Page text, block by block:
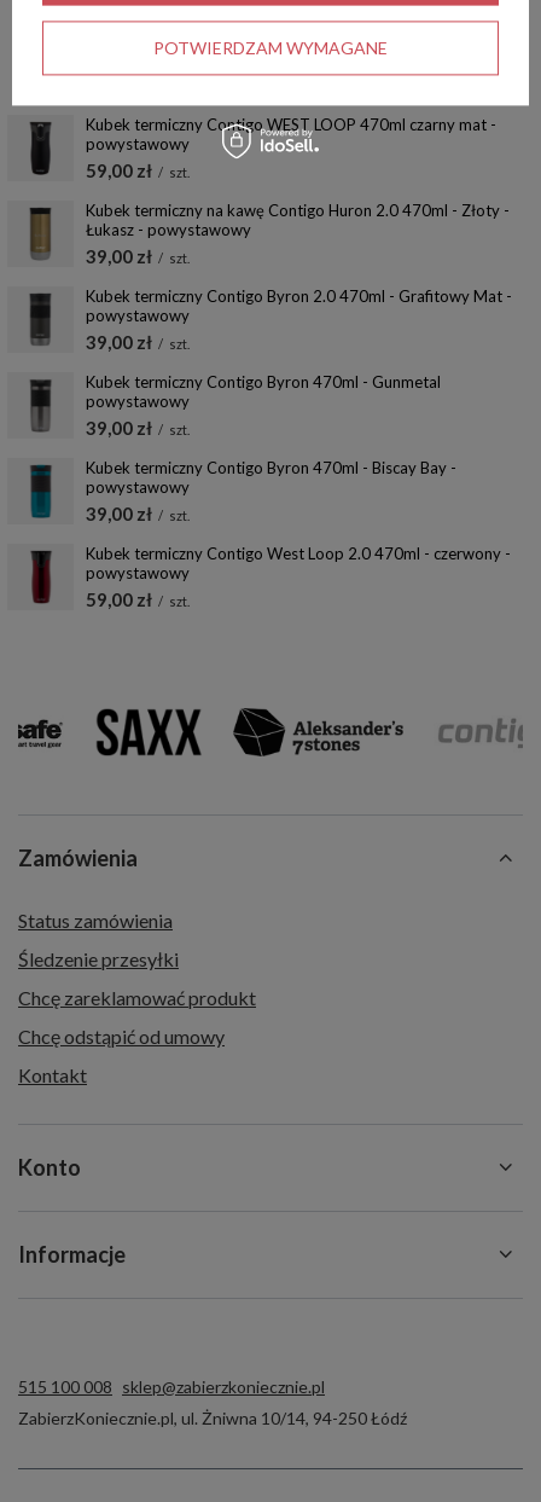
Najniższa cena produktu w okresie 30 dni przed
Kubek termiczny Contigo WEST LOOP 470ml czarny mat -
powystawowy
59,00 zł / szt.
Kubek termiczny na kawę Contigo Huron 2.0 470ml - Złoty -
Łukasz - powystawowy
39,00 zł / szt.
Kubek termiczny Contigo Byron 2.0 470ml - Grafitowy Mat -
powystawowy
39,00 zł / szt.
Kubek termiczny Contigo Byron 470ml - Gunmetal
powystawowy
39,00 zł / szt.
Kubek termiczny Contigo Byron 470ml - Biscay Bay -
powystawowy
39,00 zł / szt.
Kubek termiczny Contigo West Loop 2.0 470ml - czerwony -
powystawowy
59,00 zł / szt.
Zamówienia
Status zamówienia
Śledzenie przesyłki
Chcę zareklamować produkt
Chcę odstąpić od umowy
Kontakt
Konto
Informacje
515 100 008 sklep@zabierzkoniecznie.pl
ZabierzKoniecznie.pl, ul. Żniwna 10/14, 94-250Łódź
POTWIERDZAM WYMAGANE